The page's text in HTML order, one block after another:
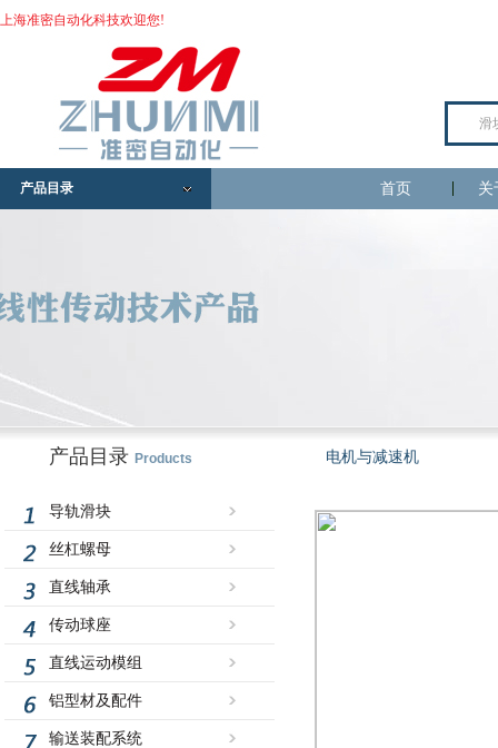
上海准密自动化科技欢迎您!
产品目录 首页 关
产品目录 Products
导轨滑块
丝杠螺母
直线轴承
传动球座
直线运动模组
铝型材及配件
输送装配系统
电机与减速机